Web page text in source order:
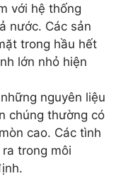
với hệ thống
nước. Các sản
trong hầu hết
lớn nhỏ hiện
nguyên liệu
chúng thường có
cao. Các tình
trong môi